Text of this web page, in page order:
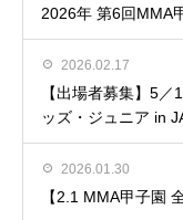
2026年 第6回MMA
2026.02.17
【出場者募集】5
ッズ・ジュニア in
2026.01.30
【2.1 MMA甲子園